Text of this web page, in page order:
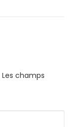
Les champs